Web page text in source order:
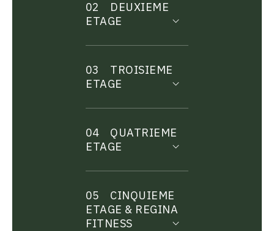
02
DEUXIEME
ETAGE
03
TROISIEME
ETAGE
04
QUATRIEME
ETAGE
05
CINQUIEME
ETAGE & REGINA
FITNESS